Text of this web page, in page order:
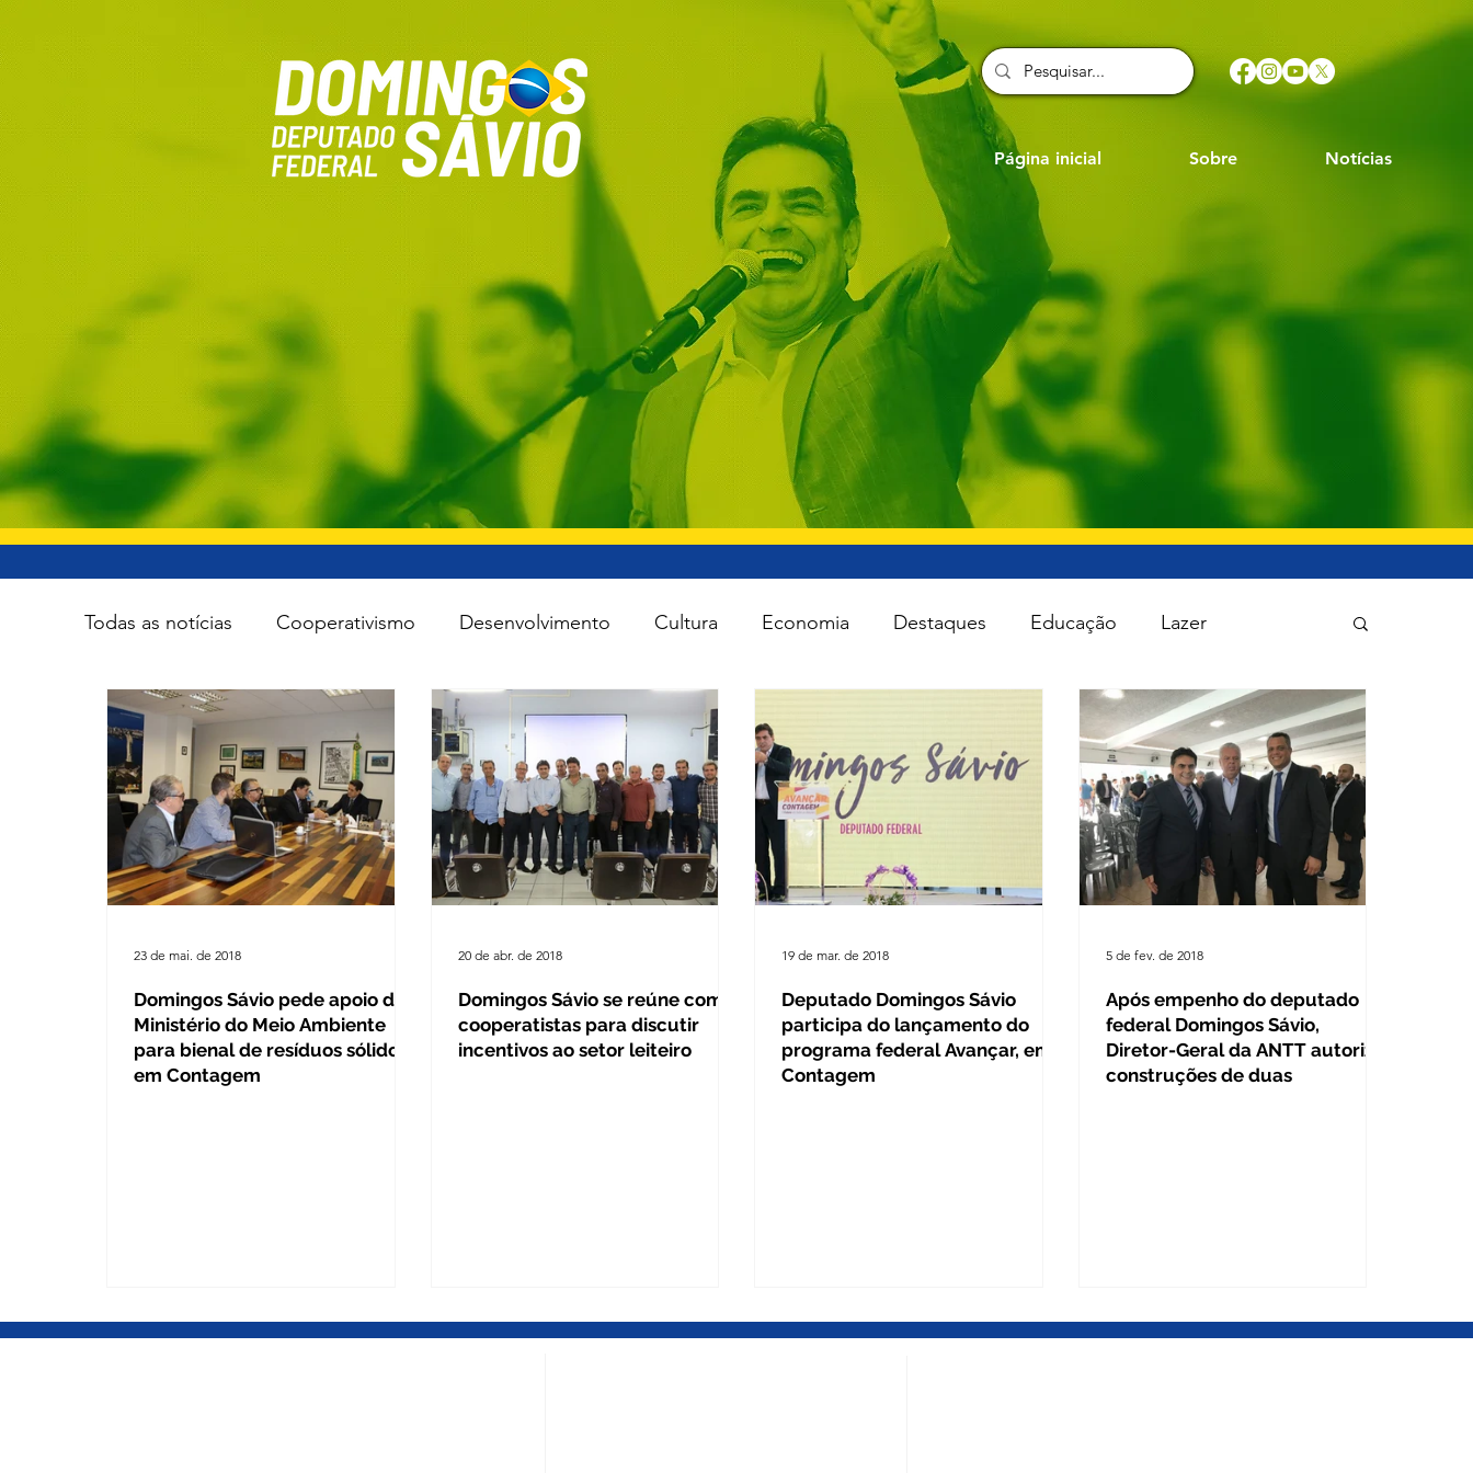
Página inicial Sobre Notícias
Todas as notícias Cooperativismo Desenvolvimento Cultura Economia Destaques Educação Lazer
Infraestrutura Meio Ambiente Lei Rouanet Saúde Segurança
Tecnologia Viação e transporte Turismo Cidades Todas as notícias
Domingos Sávio pede apoio do
Ministério do Meio Ambiente
para bienal de resíduos sólidos
em Contagem
23 de mai. de 2018
Domingos Sávio se reúne com
cooperatistas para discutir
incentivos ao setor leiteiro
20 de abr. de 2018
Deputado Domingos Sávio
participa do lançamento do
programa federal Avançar, em
Contagem
19 de mar. de 2018
Após empenho do deputado
federal Domingos Sávio,
Diretor-Geral da ANTT autoriza
construções de duas
5 de fev. de 2018